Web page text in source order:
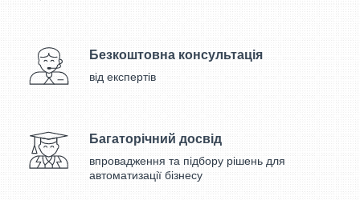
Безкоштовна консультація
від експертів
Багаторічний досвід
впровадження та підбору рішень для
автоматизації бізнесу